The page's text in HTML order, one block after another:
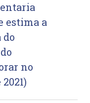
estima a
do
no